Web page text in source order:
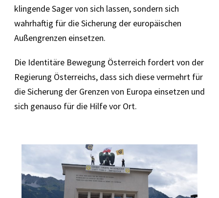
klingende Sager von sich lassen, sondern sich
wahrhaftig für die Sicherung der europäischen
Außengrenzen einsetzen.
Die Identitäre Bewegung Österreich fordert von der
Regierung Österreichs, dass sich diese vermehrt für
die Sicherung der Grenzen von Europa einsetzen und
sich genauso für die Hilfe vor Ort.